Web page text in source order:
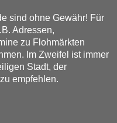
sind ohne Gewähr! Für
Adressen,
zu Flohmärkten
Im Zweifel ist immer
Stadt, der
empfehlen.